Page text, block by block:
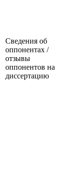
Сведения об
оппонентах /
отзывы
оппонентов на
диссертацию